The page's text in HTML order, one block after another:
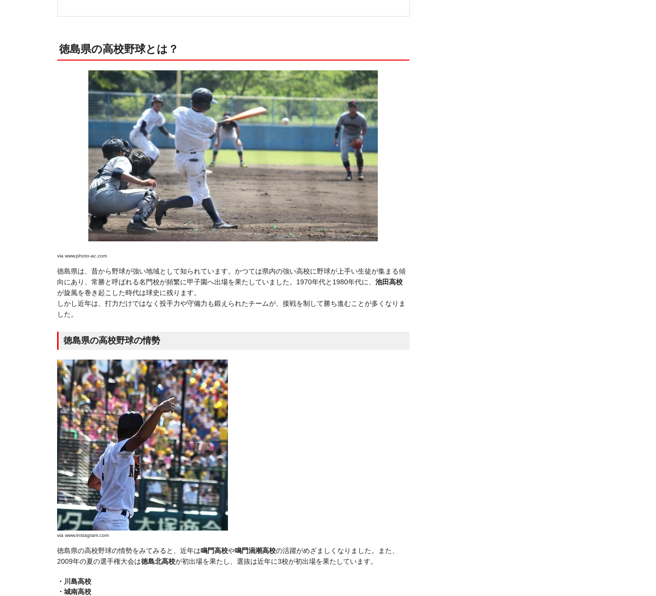
徳島県の高校野球とは？
via www.photo-ac.com
徳島県は、昔から野球が強い地域として知られています。かつては県内の強い高校に野球が上手い生徒が集まる傾
向にあり、常勝と呼ばれる名門校が頻繁に甲子園へ出場を果たしていました。1970年代と1980年代に、 池田高校
が旋風を巻き起こした時代は球史に残ります。
しかし近年は、打力だけではなく投手力や守備力も鍛えられたチームが、接戦を制して勝ち進むことが多くなりま
した。
徳島県の高校野球の情勢
via www.instagram.com
徳島県の高校野球の情勢をみてみると、近年は鳴門高校や鳴門渦潮高校の活躍がめざましくなりました。また、
2009年の夏の選手権大会は徳島北高校が初出場を果たし、選抜は近年に3校が初出場を果たしています。
・川島高校
・城南高校